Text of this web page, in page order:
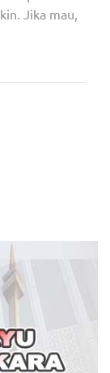
Jika mau,